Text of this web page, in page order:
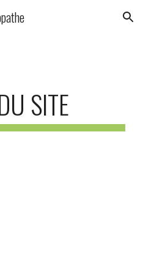
Skip to navigation
SITE